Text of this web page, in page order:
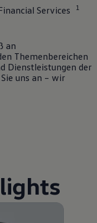
Services 1
an
Themenbereichen
Dienstleistungen der
uns an – wir